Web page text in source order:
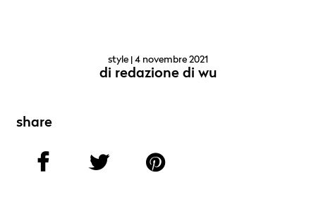
style | 4 novembre 2021
di redazione di wu
share